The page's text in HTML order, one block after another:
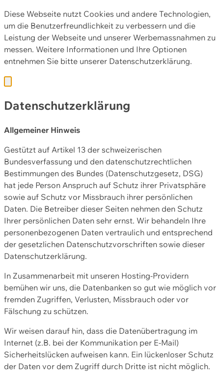
Diese Webseite nutzt Cookies und andere Technologien,
um die Benutzerfreundlichkeit zu verbessern und die
Leistung der Webseite und unserer Werbemassnahmen zu
messen. Weitere Informationen und Ihre Optionen
entnehmen Sie bitte unserer Datenschutzerklärung.
Datenschutzerklärung
Allgemeiner Hinweis
Gestützt auf Artikel 13 der schweizerischen
Bundesverfassung und den datenschutzrechtlichen
Bestimmungen des Bundes (Datenschutzgesetz, DSG)
hat jede Person Anspruch auf Schutz ihrer Privatsphäre
sowie auf Schutz vor Missbrauch ihrer persönlichen
Daten. Die Betreiber dieser Seiten nehmen den Schutz
Ihrer persönlichen Daten sehr ernst. Wir behandeln Ihre
personenbezogenen Daten vertraulich und entsprechend
der gesetzlichen Datenschutzvorschriften sowie dieser
Datenschutzerklärung.
In Zusammenarbeit mit unseren Hosting-Providern
bemühen wir uns, die Datenbanken so gut wie möglich vor
fremden Zugriffen, Verlusten, Missbrauch oder vor
Fälschung zu schützen.
Wir weisen darauf hin, dass die Datenübertragung im
Internet (z.B. bei der Kommunikation per E-Mail)
Sicherheitslücken aufweisen kann. Ein lückenloser Schutz
der Daten vor dem Zugriff durch Dritte ist nicht möglich.